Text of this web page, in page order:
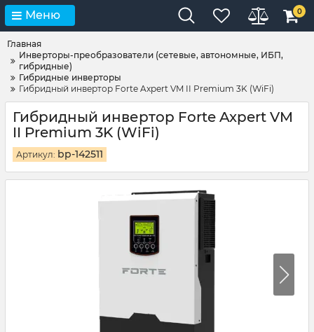
Меню 0
Главная
Инверторы-преобразователи (сетевые, автономные, ИБП,
гибридные)
Гибридные инверторы
Гибридный инвертор Forte Axpert VM II Premium 3K (WiFi)
Гибридный инвертор Forte Axpert VM
II Premium 3K (WiFi)
Артикул: bp-142511